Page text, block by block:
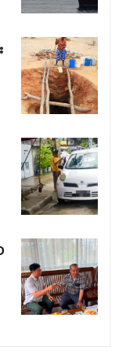
လႅၼ်ပေႃးတေၸွ
ႉထႅမ် ၸုမ်းၶၢ
ႃႈ။